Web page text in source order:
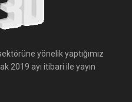
yönelik yaptığımız
2019 ayı itibari ile yayın